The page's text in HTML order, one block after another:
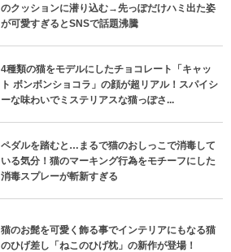
のクッションに潜り込む→先っぽだけハミ出た姿
が可愛すぎるとSNSで話題沸騰
4種類の猫をモデルにしたチョコレート「キャッ
ト ボンボンショコラ」の顔が超リアル！スパイシ
ーな味わいでミステリアスな猫っぽさ...
ペダルを踏むと…まるで猫のおしっこで消毒して
いる気分！猫のマーキング行為をモチーフにした
消毒スプレーが斬新すぎる
猫のお髭を可愛く飾る事でインテリアにもなる猫
のひげ差し「ねこのひげ枕」の新作が登場！